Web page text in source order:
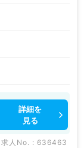
詳細を
見る
求人No. : 636463